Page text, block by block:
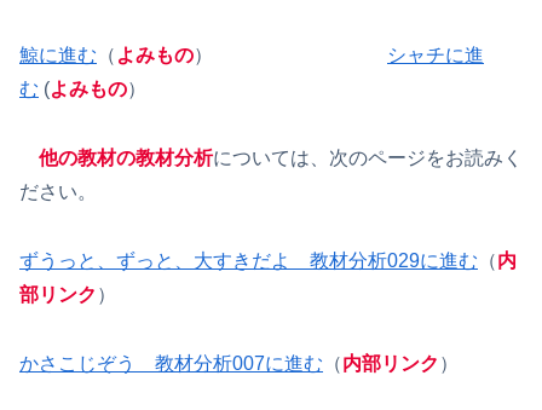
鯨に進む （ よみもの）
シャチに進
む (よみもの）
他の教材の教材分析については、次のページをお読みく
ださい。
ずうっと、ずっと、大すきだよ 教材分析029に進む （内
部リンク ）
かさこじぞう 教材分析007に進む （内部リンク ）